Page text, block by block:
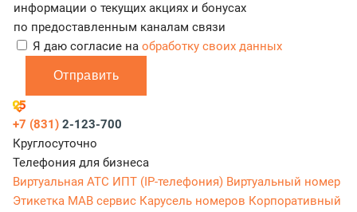
информации о текущих акциях и бонусах
по предоставленным каналам связи
Я даю согласие на обработку своих данных
Отправить
+7 (831) 2-123-700
Круглосуточно
Телефония для бизнеса
Виртуальная АТС ИПТ (IP-телефония) Виртуальный номер
Этикетка МАВ сервис Карусель номеров Корпоративный